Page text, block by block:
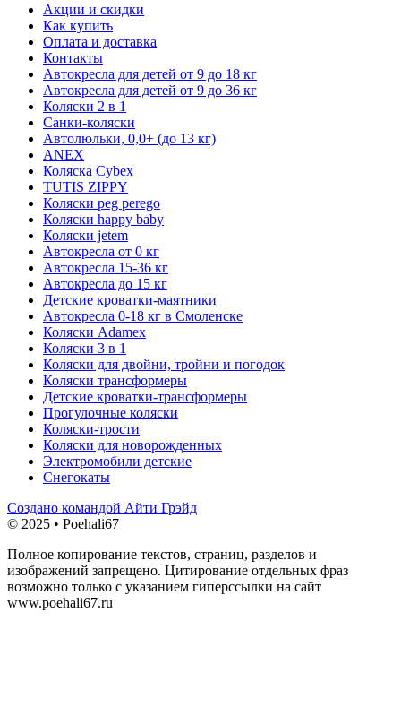
Акции и скидки
Как купить
Оплата и доставка
Контакты
Автокресла для детей от 9 до 18 кг
Автокресла для детей от 9 до 36 кг
Коляски 2 в 1
Санки-коляски
Автолюльки, 0,0+ (до 13 кг)
ANEX
Коляска Cybex
TUTIS ZIPPY
Коляски peg perego
Коляски happy baby
Коляски jetem
Автокресла от 0 кг
Автокресла 15-36 кг
Автокресла до 15 кг
Детские кроватки-маятники
Автокресла 0-18 кг в Смоленске
Коляски Adamex
Коляски 3 в 1
Коляски для двойни, тройни и погодок
Коляски трансформеры
Детские кроватки-трансформеры
Прогулочные коляски
Коляски-трости
Коляски для новорожденных
Электромобили детские
Снегокаты
Создано командой Айти Грэйд
© 2025 • Poehali67
Полное копирование текстов, страниц, разделов и
изображений запрещено. Цитирование отдельных фраз
возможно только с указанием гиперссылки на сайт
www.poehali67.ru